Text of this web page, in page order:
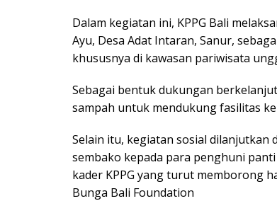
Dalam kegiatan ini, KPPG Bali
Ayu, Desa Adat Intaran, Sanur,
khususnya di kawasan pariwisata
Sebagai bentuk dukungan
sampah untuk mendukung fasilitas
Selain itu, kegiatan sosial dilanjutkan
sembako kepada para penghuni
kader KPPG yang turut memborong
Bunga Bali Foundation